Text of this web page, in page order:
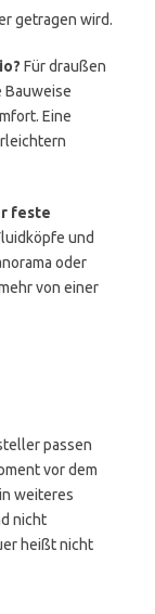
getragen wird.
Für draußen
Bauweise
Eine
feste
und
oder
von einer
passen
vor dem
weiteres
nicht
heißt nicht